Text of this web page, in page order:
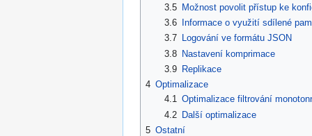
3.5 Možnost povolit přístup ke
3.6
Informace o využití sdílené
3.7
Logování ve formátu JSON
3.8 Nastavení komprimace
3.9
Replikace
4 Optimalizace
4.1 Optimalizace filtrování
4.2 Další optimalizace
5 Ostatní